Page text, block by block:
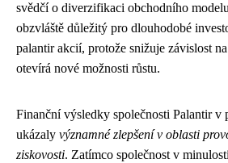
svědčí o diverzifikaci obchodního
obzvláště důležitý pro dlouhodobé
palantir akcií, protože snižuje závislost
otevírá nové možnosti růstu.
Finanční výsledky společnosti Palantir v
ukázaly významné zlepšení v oblasti
ziskovosti. Zatímco společnost v